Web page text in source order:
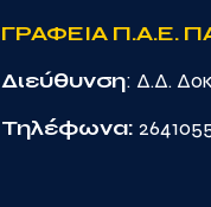
ΓΡΑΦΕΙΑ Π.Α.Ε.
Διεύθυνση: Δ.Δ.
Τηλέφωνα: